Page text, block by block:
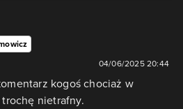
04/06/2025 20:44
kogoś chociaż w
nietrafny.